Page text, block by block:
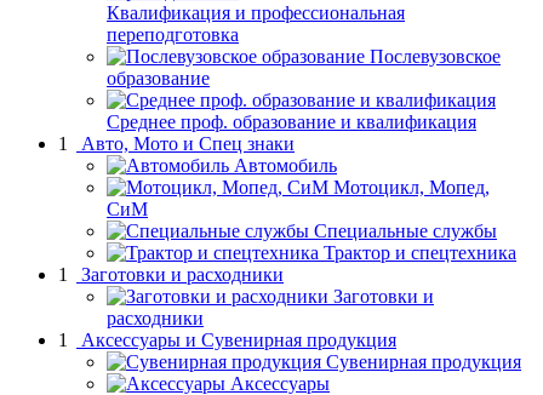
Квалификация и профессиональная
переподготовка
Послевузовское
образование
Среднее проф. образование и квалификация
1
Авто, Мото и Спец знаки
Автомобиль
Мотоцикл, Мопед,
СиМ
Специальные службы
Трактор и спецтехника
1
Заготовки и расходники
Заготовки и
расходники
1
Аксессуары и Сувенирная продукция
Сувенирная продукция
Аксессуары